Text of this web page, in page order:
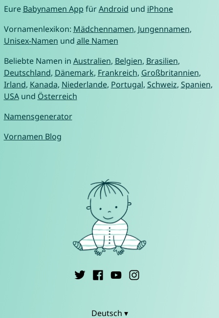
Eure Babynamen App fürAndroid und iPhone
Vornamenlexikon: Mädchennamen, Jungennamen,
Unisex-Namen und alle Namen
Beliebte Namen in Australien, Belgien, Brasilien,
Deutschland, Dänemark, Frankreich, Großbritannien,
Irland, Kanada, Niederlande, Portugal, Schweiz, Spanien,
USAund Österreich
Namensgenerator
Vornamen Blog
Deutsch ▾